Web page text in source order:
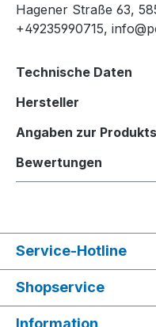
Hagener Straße 63,
+49235990715,
Technische Daten
Hersteller
Angaben zur
Bewertungen
Service-Hotline
Shopservice